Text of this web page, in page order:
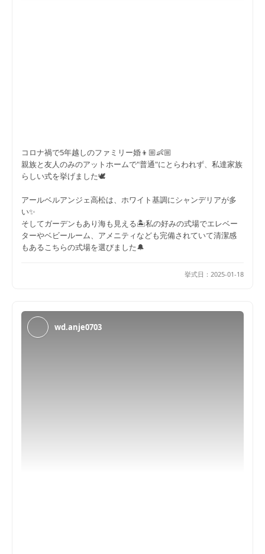
コロナ禍で5年越しのファミリー婚👦🏼👶🏼
親族と友人のみのアットホームで"普通"にとらわれず、私達家族
らしい式を挙げました🕊
アールベルアンジェ高松は、ホワイト基調にシャンデリアが多
い✨
そしてガーデンもあり海も見える🏝私の好みの式場でエレベー
ターやベビールーム、アメニティなども完備されていて清潔感
もあるこちらの式場を選びました🔔
挙式日： 2025-01-18
wd.anje0703